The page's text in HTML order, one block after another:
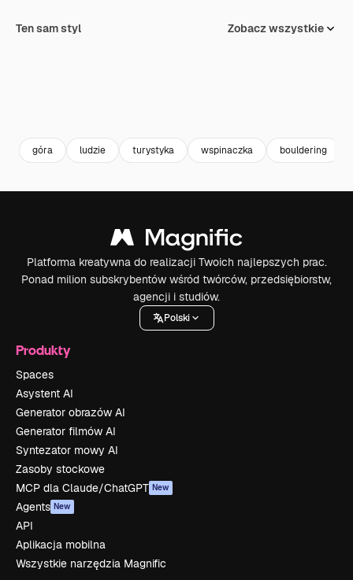
Ten sam styl Zobacz wszystkie
góra ludzie turystyka wspinaczka bouldering
Platforma kreatywna do realizacji Twoich najlepszych prac.
Ponad milion subskrybentów wśród twórców, przedsiębiorstw,
agencji i studiów.
Polski
Produkty
Spaces
Asystent AI
Generator obrazów AI
Generator filmów AI
Syntezator mowy AI
Zasoby stockowe
MCP dla Claude/ChatGPT New
Agents New
API
Aplikacja mobilna
Wszystkie narzędzia Magnific